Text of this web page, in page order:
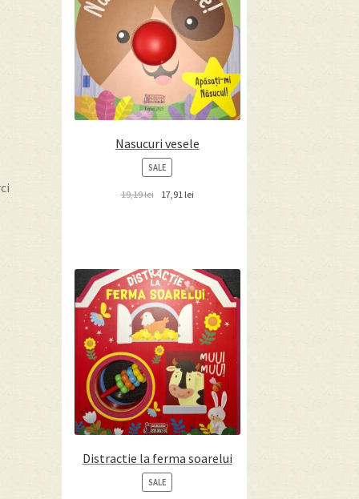
Nasucuri vesele
SALEPRODUCT
ON
SALE
19,19lei 17,91 lei
Distractie la ferma soarelui
SALEPRODUCT
ON